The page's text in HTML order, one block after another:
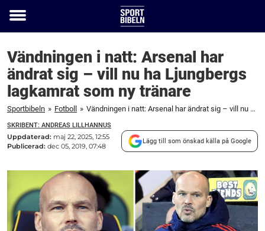
Toggle
Vändningen i natt: Arsenal har
ändrat sig – vill nu ha Ljungbergs
lagkamrat som ny tränare
Sportbibeln » Fotboll » Vändningen i natt: Arsenal har ändrat sig – vill nu ha Ljungbergs lagkamrat som ny tränare
SKRIBENT: ANDREAS LILLHANNUS
Uppdaterad: maj 22, 2025, 12:55
Publicerad: dec 05, 2019, 07:48
Lägg till som önskad källa på Google